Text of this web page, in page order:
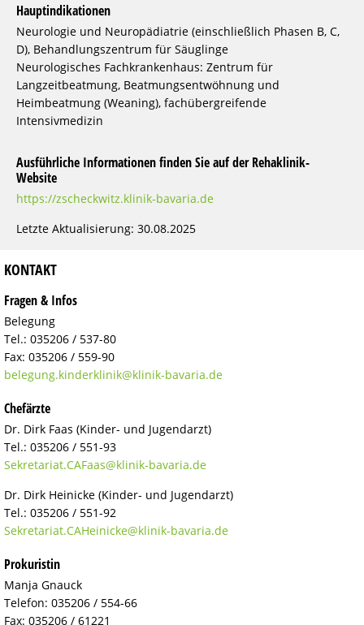
Hauptindikationen
Neurologie und Neuropädiatrie (einschließlich Phasen B, C,
D), Behandlungszentrum für Säuglinge
Neurologisches Fachkrankenhaus: Zentrum für
Langzeitbeatmung, Beatmungsentwöhnung und
Heimbeatmung (Weaning), fachübergreifende
Intensivmedizin
Ausführliche Informationen finden Sie auf der Rehaklinik-
Website
https://zscheckwitz.klinik-bavaria.de
Letzte Aktualisierung: 30.08.2025
KONTAKT
Fragen & Infos
Belegung
Tel.: 035206 / 537-80
Fax: 035206 / 559-90
belegung.kinderklinik@klinik-bavaria.de
Chefärzte
Dr. Dirk Faas (Kinder- und Jugendarzt)
Tel.: 035206 / 551-93
Sekretariat.CAFaas@klinik-bavaria.de
Dr. Dirk Heinicke (Kinder- und Jugendarzt)
Tel.: 035206 / 551-92
Sekretariat.CAHeinicke@klinik-bavaria.de
Prokuristin
Manja Gnauck
Telefon: 035206 / 554-66
Fax: 035206 / 61221